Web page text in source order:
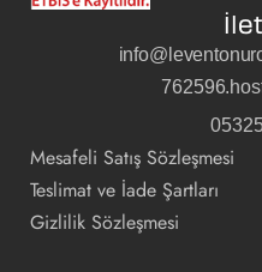
Mesafeli Satış Sözleşmesi
Teslimat ve İade Şartları
Gizlilik Sözleşmesi